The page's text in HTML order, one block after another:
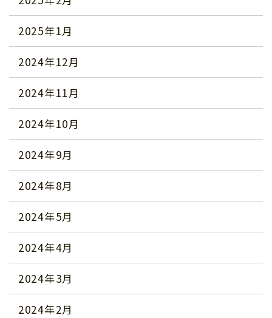
2025年1月
2024年12月
2024年11月
2024年10月
2024年9月
2024年8月
2024年5月
2024年4月
2024年3月
2024年2月